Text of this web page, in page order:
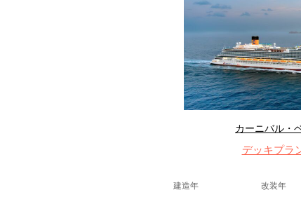
カーニバル・
デッキプラ
建造年 改装年